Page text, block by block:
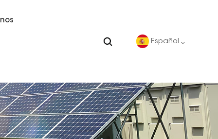
Español
English
Deutsch
español